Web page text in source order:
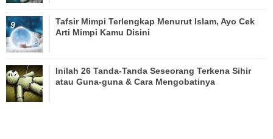
Tafsir Mimpi Terlengkap Menurut Islam, Ayo Cek
Arti Mimpi Kamu Disini
Inilah 26 Tanda-Tanda Seseorang Terkena Sihir
atau Guna-guna & Cara Mengobatinya